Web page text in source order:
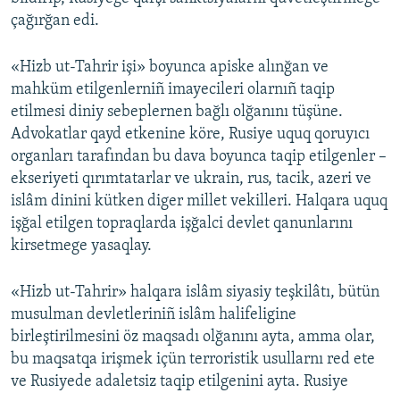
çağırğan edi.
«Hizb ut-Tahrir işi» boyunca apiske alınğan ve
mahküm etilgenlerniñ imayecileri olarnıñ taqip
etilmesi diniy sebeplernen bağlı olğanını tüşüne.
Advokatlar qayd etkenine köre, Rusiye uquq qoruyıcı
organları tarafından bu dava boyunca taqip etilgenler –
ekseriyeti qırımtatarlar ve ukrain, rus, tacik, azeri ve
islâm dinini kütken diger millet vekilleri. Halqara uquq
işğal etilgen topraqlarda işğalci devlet qanunlarını
kirsetmege yasaqlay.
«Hizb ut-Tahrir» halqara islâm siyasiy teşkilâtı, bütün
musulman devletleriniñ islâm halifeligine
birleştirilmesini öz maqsadı olğanını ayta, amma olar,
bu maqsatqa irişmek içün terroristik usullarnı red ete
ve Rusiyede adaletsiz taqip etilgenini ayta. Rusiye